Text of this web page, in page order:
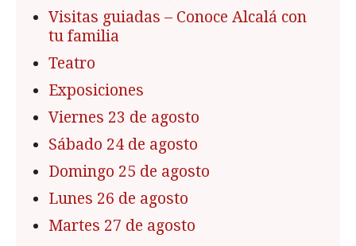
Visitas guiadas – Conoce Alcalá con
tu familia
Teatro
Exposiciones
Viernes 23 de agosto
Sábado 24 de agosto
Domingo 25 de agosto
Lunes 26 de agosto
Martes 27 de agosto